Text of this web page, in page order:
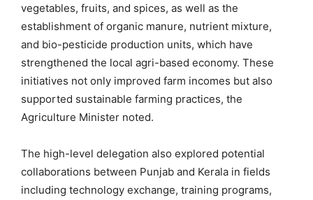
vegetables, fruits, and spices, as well as the
establishment of organic manure, nutrient mixture,
and bio-pesticide production units, which have
strengthened the local agri-based economy. These
initiatives not only improved farm incomes but also
supported sustainable farming practices, the
Agriculture Minister noted.
The high-level delegation also explored potential
collaborations between Punjab and Kerala in fields
including technology exchange, training programs,